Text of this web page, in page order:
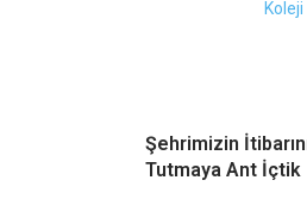
Şehrimizin
Tutmaya Ant İçtik